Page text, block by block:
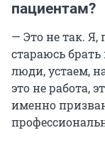
пациентам?
— Это не так. Я,
стараюсь
люди, устаем,
это не работа,
именно